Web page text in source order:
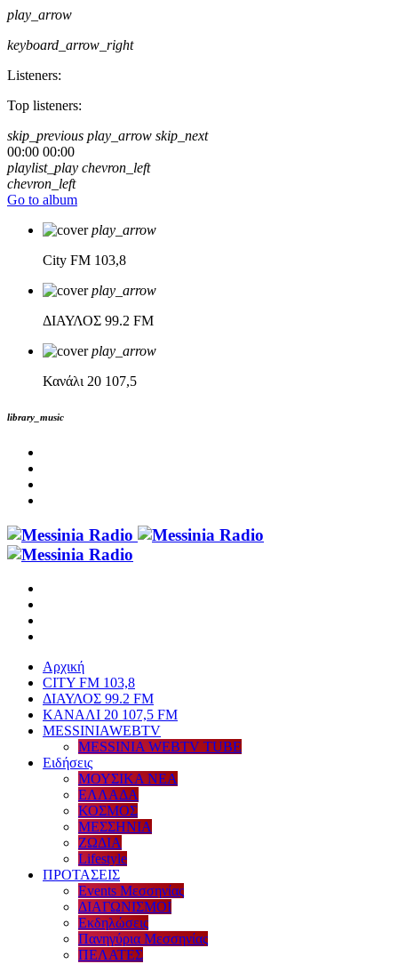
play_arrow
keyboard_arrow_right
Listeners:
Top listeners:
skip_previous play_arrow skip_next
00:00 00:00
playlist_play chevron_left
chevron_left
Go to album
play_arrow
City FM 103,8
play_arrow
ΔΙΑΥΛΟΣ 99.2 FM
play_arrow
Κανάλι 20 107,5
library_music
Αρχική
CITY FM 103,8
ΔΙΑΥΛΟΣ 99.2 FM
ΚΑΝΑΛΙ 20 107,5 FM
MESSINIAWEBTV
MESSINIA WEBTV TUBE
Eιδήσεις
ΜΟΥΣΙΚΑ ΝΕΑ
ΕΛΛΑΔΑ
ΚΟΣΜΟΣ
ΜΕΣΣΗΝΙΑ
ΖΩΔΙΑ
Lifestyle
ΠΡΟΤΑΣΕΙΣ
Events Μεσσηνίας
ΔΙΑΓΩΝΙΣΜΟΙ
Εκδηλώσεις
Πανηγύρια Μεσσηνίας
ΠΕΛΑΤΕΣ